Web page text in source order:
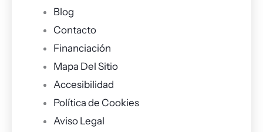
Blog
Contacto
Financiación
Mapa Del Sitio
Accesibilidad
Política de Cookies
Aviso Legal